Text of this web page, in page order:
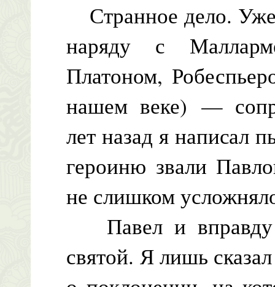
Странное дело.
наряду с
Платоном,
нашем веке) —
лет назад я написал
героиню звали
не слишком
Павел и вправду
святой. Я лишь